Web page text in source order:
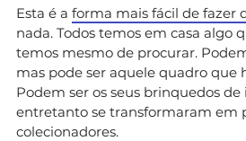
Esta é a forma mais fácil de fazer
nada. Todos temos em casa algo
temos mesmo de procurar.
mas pode ser aquele quadro que
Podem ser os seus brinquedos
entretanto se transformaram em
colecionadores.